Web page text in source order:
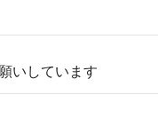
いしています